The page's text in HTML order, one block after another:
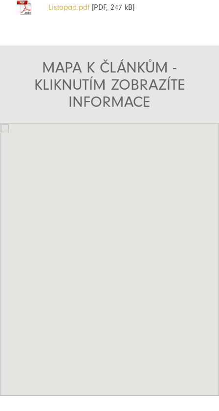
Listopad.pdf[PDF, 247 kB]
MAPA K ČLÁNKŮM -
KLIKNUTÍM ZOBRAZÍTE
INFORMACE